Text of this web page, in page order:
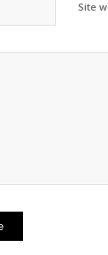
Site